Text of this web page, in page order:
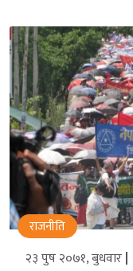
राजनीति
२३ पुष २०७१, बुधवार